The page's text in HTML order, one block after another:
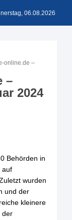
06.08.2026
online.de –
–
2024
Behörden in
auf
wurden
und der
kleinere
der